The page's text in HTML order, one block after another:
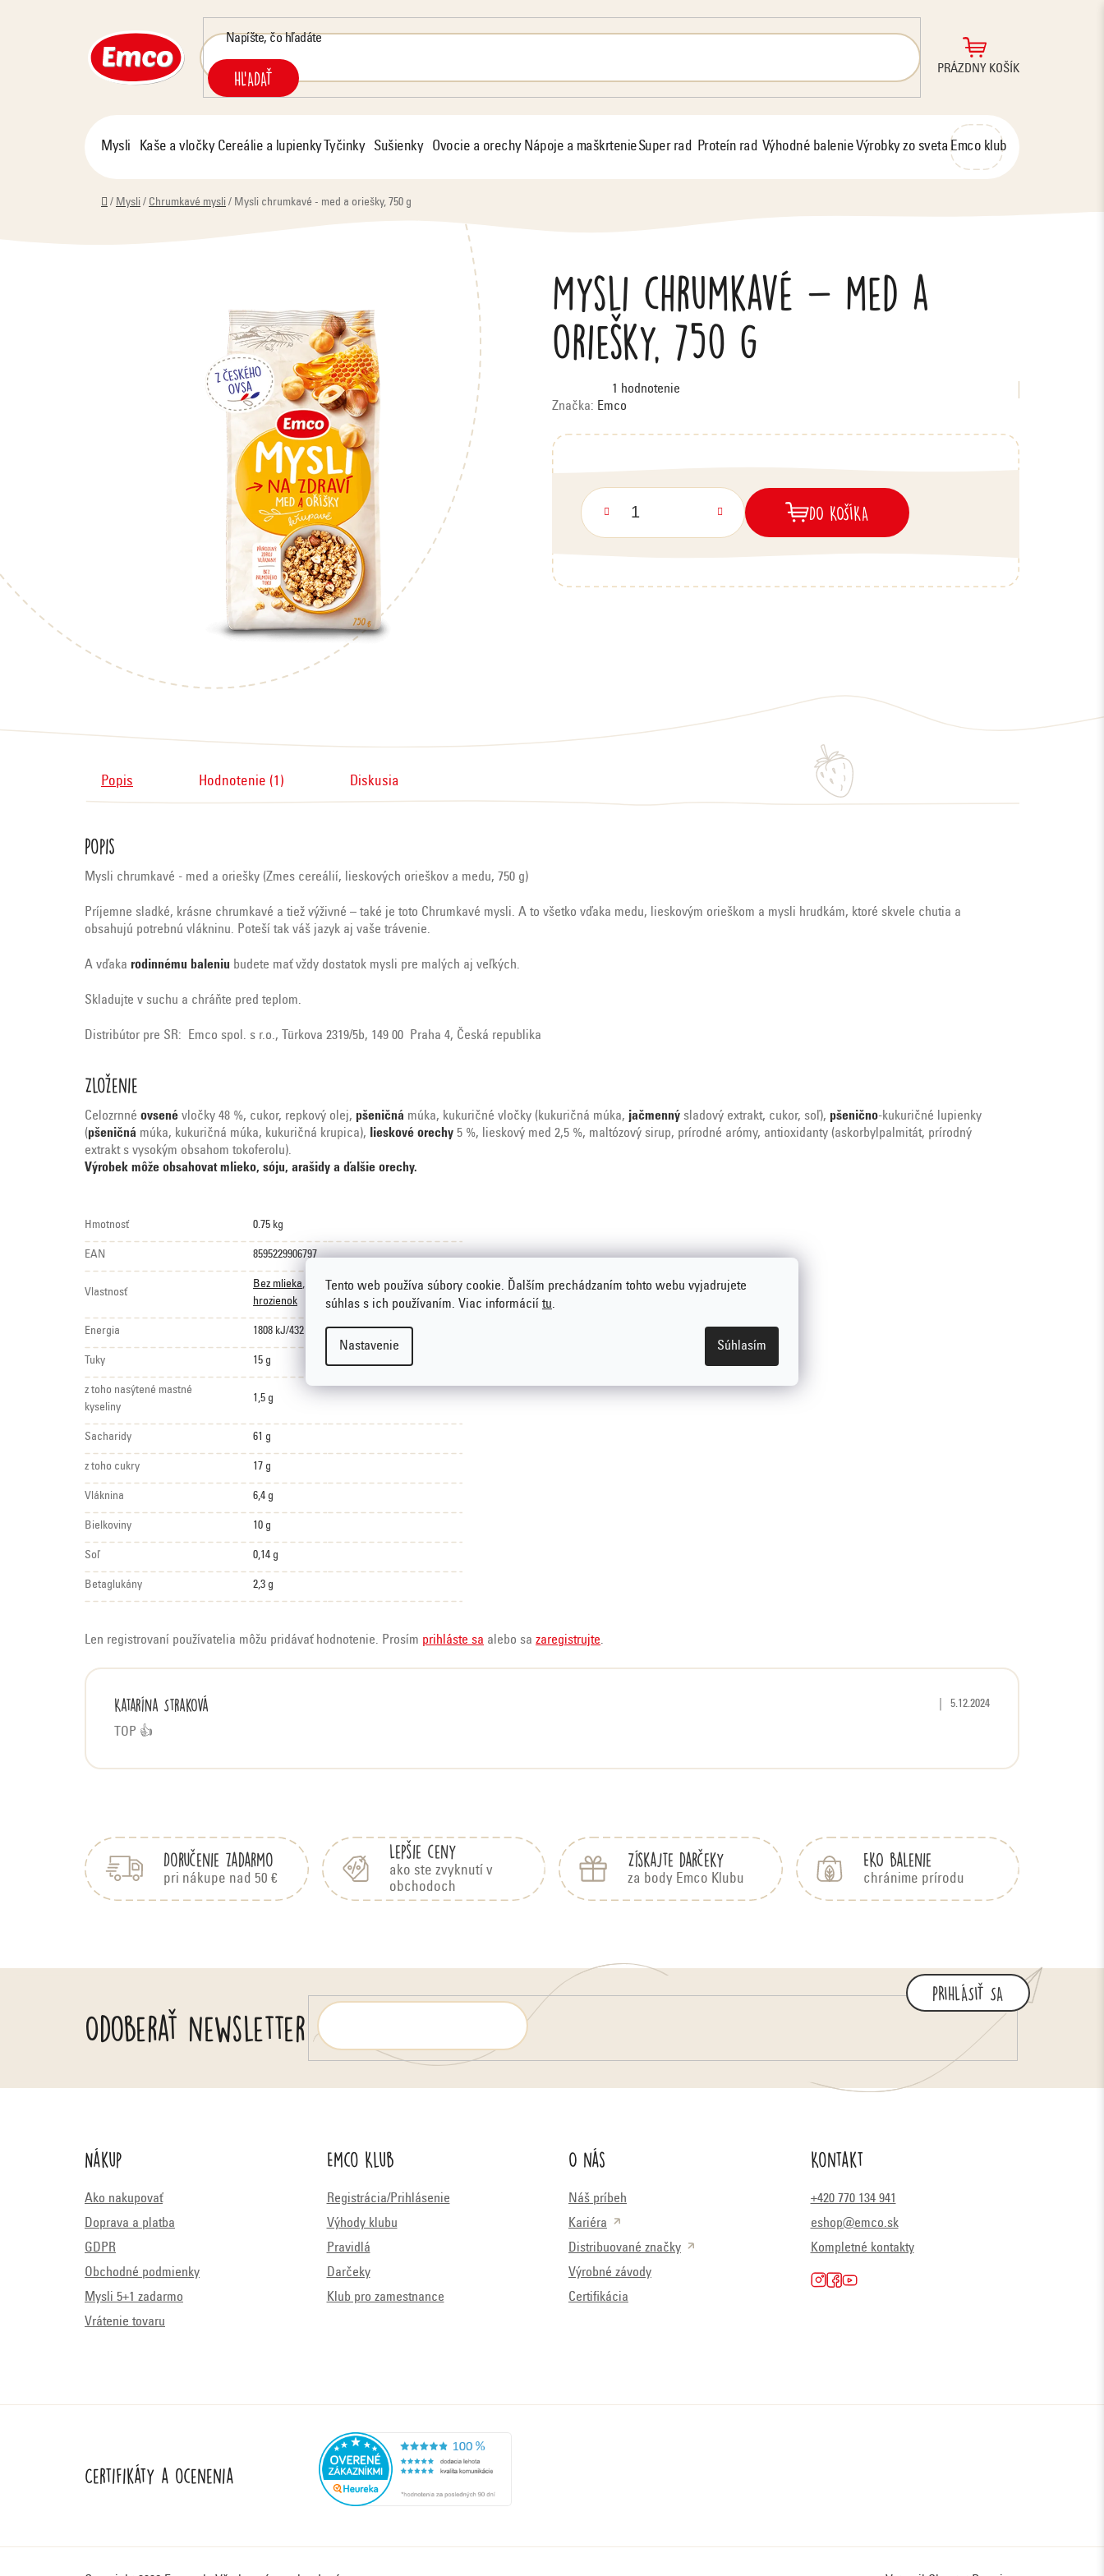
Tento web používa súbory cookie. Ďalším prechádzaním tohto webu vyjadrujete
súhlas s ich používaním. Viac informácií tu.
Nastavenie Súhlasím
HĽADAŤ
NÁKUPNÝ
PRÁZDNY KOŠÍK
Mysli Kaše a vločky Cereálie a lupienky Tyčinky Sušienky Ovocie a orechy Nápoje a maškrtenieSuper rad Proteín rad Výhodné balenie Výrobky zo svetaEmco klub
Domov
/ Mysli / Chrumkavé mysli / Mysli chrumkavé - med a oriešky, 750 g
Mysli chrumkavé - med a
oriešky, 750 g
Priemerné
hodnotenie
produktu
je
5
1 hodnotenie
Značka: Emco
DO KOŠÍKA
Popis Hodnotenie (1) Diskusia
Popis
Mysli chrumkavé - med a oriešky (Zmes cereálií, lieskových orieškov a medu, 750 g)
Príjemne sladké, krásne chrumkavé a tiež výživné – také je toto Chrumkavé mysli. A to všetko vďaka medu, lieskovým orieškom a mysli hrudkám, ktoré skvele chutia a
obsahujú potrebnú vlákninu. Poteší tak váš jazyk aj vaše trávenie.
A vďaka rodinnému baleniu budete mať vždy dostatok mysli pre malých aj veľkých.
Skladujte v suchu a chráňte pred teplom.
Distribútor pre SR: Emco spol. s r.o., Türkova 2319/5b, 149 00 Praha 4, Česká republika
Zloženie
Celozrnné ovsené vločky 48 %, cukor, repkový olej, pšeničná múka, kukuričné vločky (kukuričná múka, jačmenný sladový extrakt, cukor, soľ), pšenično-kukuričné lupienky
(pšeničná múka, kukuričná múka, kukuričná krupica), lieskové orechy 5 %, lieskový med 2,5 %, maltózový sirup, prírodné arómy, antioxidanty (askorbylpalmitát, prírodný
extrakt s vysokým obsahom tokoferolu).
Výrobek môže obsahovat mlieko, sóju, arašidy a ďalšie orechy.
Hmotnosť 0.75 kg
EAN 8595229906797
Vlastnosť
Bez mlieka, Bez palmového tuku,Bez
hrozienok
Energia 1808 kJ/432 kcal
Tuky 15 g
z toho nasýtené mastné
kyseliny
1,5 g
Sacharidy 61 g
z toho cukry 17 g
Vláknina 6,4 g
Bielkoviny 10 g
Soľ 0,14 g
Betaglukány 2,3 g
Len registrovaní používatelia môžu pridávať hodnotenie. Prosím prihláste sa alebo sa zaregistrujte.
i
d
n
n
Katarína Straková Hodnotenie produktu je 5 z 5
5.12.2024
TOP 👍
Doručenie zadarmo
pri nákupe nad 50 €
Lepšie ceny
ako ste zvyknutí v
obchodoch
Získajte darčeky
za body Emco Klubu
EKO balenie
chránime prírodu
Odoberať newsletter
PRIHLÁSIŤ SA
Nákup
Ako nakupovať
Doprava a platba
GDPR
Obchodné podmienky
Mysli 5+1 zadarmo
Vrátenie tovaru
Emco Klub
Registrácia/Prihlásenie
Výhody klubu
Pravidlá
Darčeky
Klub pro zamestnance
O nás
Náš príbeh
Kariéra
Distribuované značky
Výrobné závody
Certifikácia
Kontakt
+420 770 134 941
eshop@emco.sk
Kompletné kontakty
Certifikáty a ocenenia